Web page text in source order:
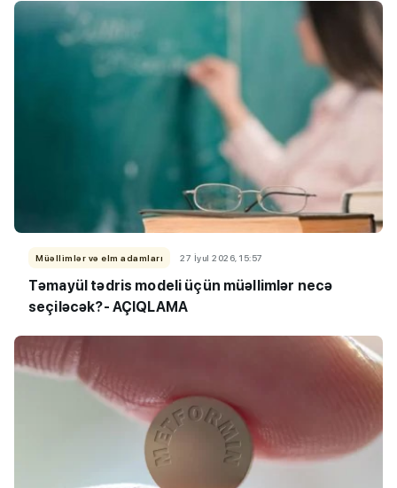
Müəllimlər və elm adamları 27 İyul 2026, 15:57
Təmayül tədris modeli üçün müəllimlər necə
seçiləcək?- AÇIQLAMA